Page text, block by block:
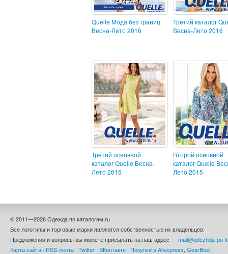
Quelle Мода без границ
Весна-Лето 2016
Третий каталог
Весна-Лето 2016
Третий основной
каталог Quelle Весна-
Лето 2015
Второй основной
каталог Quelle
Лето 2015
© 2011—2026 Одежда по каталогам.ru
Все логотипы и торговые марки являются собственностью их владельцев.
Предложения и вопросы вы можете присылать на наш адрес —mail@odezhda-po-
Карта сайта · RSS-лента · Twitter · ВКонтакте · Покупки в Aliexpress GearBest